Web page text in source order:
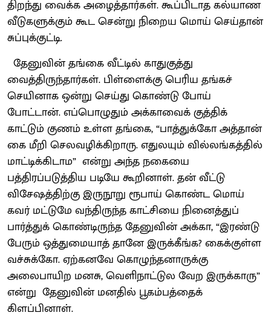
திறந்து வைக்க அழைத்தார்கள். கூப்பிடாத கல்யாண
வீடுகளுக்கும் கூட சென்று நிறைய மொய் செய்தான்
சுப்புக்குட்டி.
தேனுவின் தங்கை வீட்டில் காதுகுத்து
வைத்திருந்தார்கள். பிள்ளைக்கு பெரிய தங்கச்
செயினாக ஒன்று செய்து கொண்டு போய்
போட்டான். எப்பொழுதும் அக்காவைக் குத்திக்
காட்டும் குணம் உள்ள தங்கை, “பாத்துக்கோ அத்தான்
கை மீறி செலவழிக்கிறாரு. எதுலயும் வில்லங்கத்தில்
மாட்டிக்கிடாம” என்று அந்த நகையை
பத்திரப்படுத்திய படியே கூறினாள். தன் வீட்டு
விசேஷத்திற்கு இருநூறு ரூபாய் கொண்ட மொய்
கவர் மட்டுமே வந்திருந்த காட்சியை நினைத்துப்
பார்த்துக் கொண்டிருந்த தேனுவின் அக்கா, “இரண்டு
பேரும் ஒத்துமையாத் தானே இருக்கீங்க? கைக்குள்ள
வச்சுக்கோ. ஏற்கனவே கொழுந்தனாருக்கு
அலைபாயிற மனசு, வெளிநாட்டுல வேற இருக்காரு”
என்று தேனுவின் மனதில் பூகம்பத்தைக்
கிளப்பினாள்.